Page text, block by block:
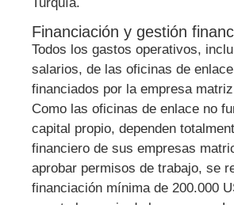
Financiación y gestión
Todos los gastos operativos,
salarios, de las oficinas de
financiados por la empresa
Como las oficinas de enlace no
capital propio, dependen
financiero de sus empresas
aprobar permisos de trabajo, se
financiación mínima de 200.000